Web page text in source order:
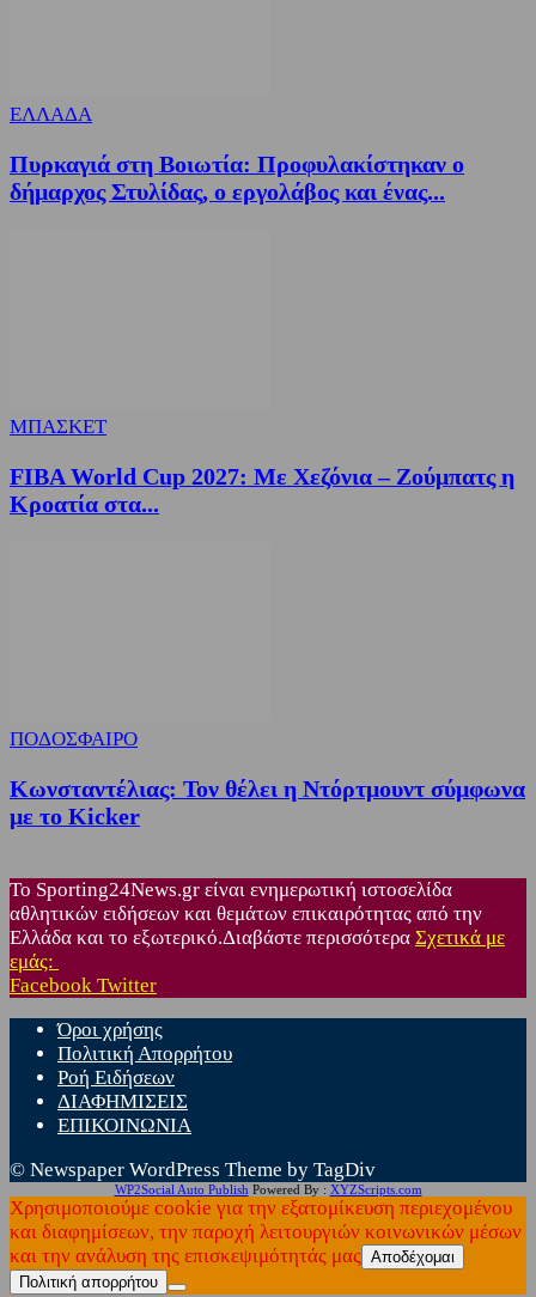
ΕΛΛΑΔΑ
Πυρκαγιά στη Βοιωτία: Προφυλακίστηκαν ο
δήμαρχος Στυλίδας, ο εργολάβος και ένας...
ΜΠΑΣΚΕΤ
FIBA World Cup 2027: Με Χεζόνια – Ζούμπατς η
Κροατία στα...
ΠΟΔΟΣΦΑΙΡΟ
Κωνσταντέλιας: Τον θέλει η Ντόρτμουντ σύμφωνα
με το Kicker
Το Sporting24News.gr είναι ενημερωτική ιστοσελίδα
αθλητικών ειδήσεων και θεμάτων επικαιρότητας από την
Ελλάδα και το εξωτερικό.Διαβάστε περισσότερα Σχετικά με
εμάς:
Facebook Twitter
Όροι χρήσης
Πολιτική Απορρήτου
Ροή Ειδήσεων
ΔΙΑΦΗΜΙΣΕΙΣ
ΕΠΙΚΟΙΝΩΝΙΑ
© Newspaper WordPress Theme by TagDiv
WP2Social Auto Publish Powered By : XYZScripts.com
Χρησιμοποιούμε cookie για την εξατομίκευση περιεχομένου
και διαφημίσεων, την παροχή λειτουργιών κοινωνικών μέσων
και την ανάλυση της επισκεψιμότητάς μας Αποδέχομαι
Πολιτική απορρήτου